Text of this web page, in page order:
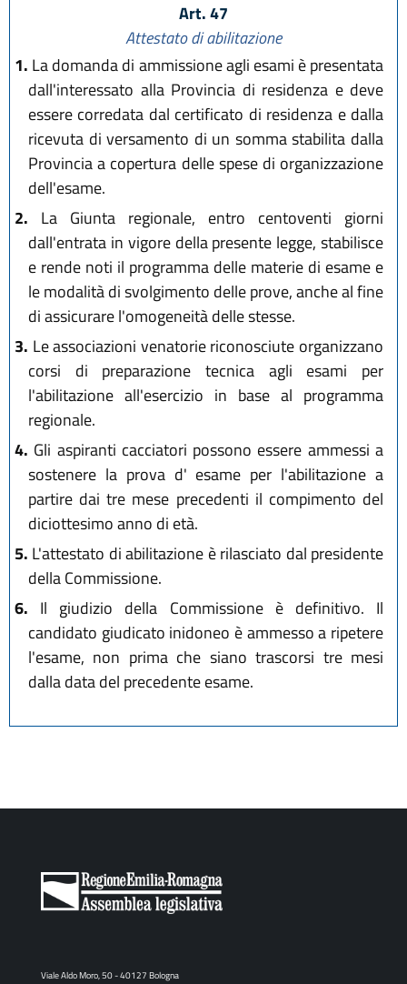
Art. 47
Attestato di abilitazione
1. La domanda di ammissione agli esami è presentata
dall'interessato alla Provincia di residenza e deve
essere corredata dal certificato di residenza e dalla
ricevuta di versamento di un somma stabilita dalla
Provincia a copertura delle spese di organizzazione
dell'esame.
2. La Giunta regionale, entro centoventi giorni
dall'entrata in vigore della presente legge, stabilisce
e rende noti il programma delle materie di esame e
le modalità di svolgimento delle prove, anche al fine
di assicurare l'omogeneità delle stesse.
3. Le associazioni venatorie riconosciute organizzano
corsi di preparazione tecnica agli esami per
l'abilitazione all'esercizio in base al programma
regionale.
4. Gli aspiranti cacciatori possono essere ammessi a
sostenere la prova d' esame per l'abilitazione a
partire dai tre mese precedenti il compimento del
diciottesimo anno di età.
5. L'attestato di abilitazione è rilasciato dal presidente
della Commissione.
6. Il giudizio della Commissione è definitivo. Il
candidato giudicato inidoneo è ammesso a ripetere
l'esame, non prima che siano trascorsi tre mesi
dalla data del precedente esame.
Viale Aldo Moro, 50 - 40127 Bologna